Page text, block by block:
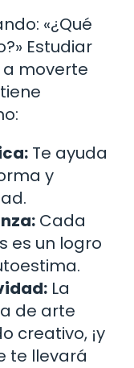
«¿Qué
Estudiar
moverte
Te ayuda
y
Cada
es un logro
La
de arte
creativo, ¡y
te llevará